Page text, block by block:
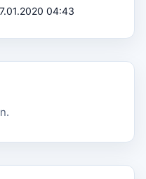
04:43